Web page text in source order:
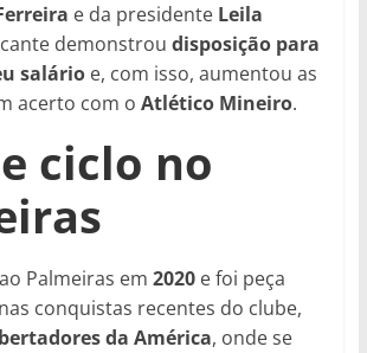
e da presidente Leila
demonstrou disposição para
salárioe, com isso, aumentou as
acerto com o Atlético Mineiro.
ciclo no
Palmeiras em 2020e foi peça
conquistas recentes do clube,
da América, onde se